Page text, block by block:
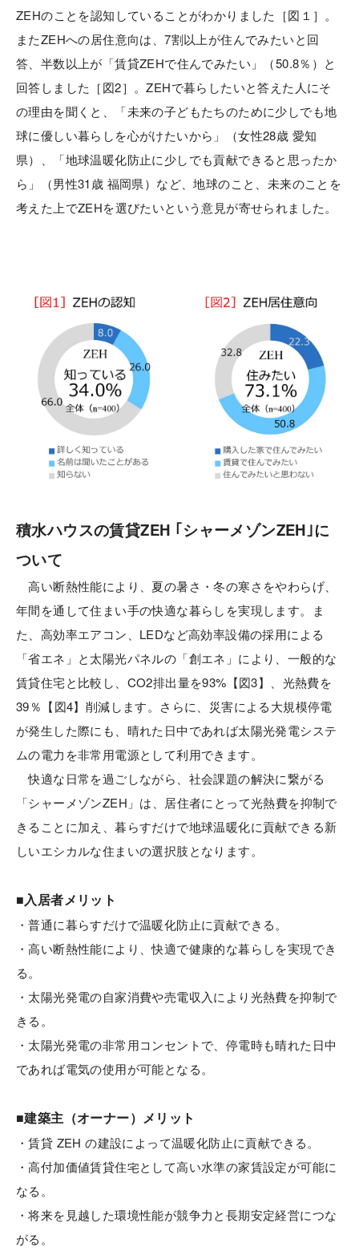
ZEHのことを認知していることがわかりました［図１］。
またZEHへの居住意向は、7割以上が住んでみたいと回
答、半数以上が「賃貸ZEHで住んでみたい」（50.8％）と
回答しました［図2］。ZEHで暮らしたいと答えた人にそ
の理由を聞くと、「未来の子どもたちのために少しでも地
球に優しい暮らしを心がけたいから」（女性28歳 愛知
県）、「地球温暖化防止に少しでも貢献できると思ったか
ら」（男性31歳 福岡県）など、地球のこと、未来のことを
考えた上でZEHを選びたいという意見が寄せられました。
積水ハウスの賃貸ZEH ｢シャーメゾンZEH｣に
ついて
高い断熱性能により、夏の暑さ・冬の寒さをやわらげ、
年間を通して住まい手の快適な暮らしを実現します。ま
た、高効率エアコン、LEDなど高効率設備の採用による
「省エネ」と太陽光パネルの「創エネ」により、一般的な
賃貸住宅と比較し、CO2排出量を93%【図3】、光熱費を
39％【図4】削減します。さらに、災害による大規模停電
が発生した際にも、晴れた日中であれば太陽光発電システ
ムの電力を非常用電源として利用できます。
快適な日常を過ごしながら、社会課題の解決に繋がる
「シャーメゾンZEH」は、居住者にとって光熱費を抑制で
きることに加え、暮らすだけで地球温暖化に貢献できる新
しいエシカルな住まいの選択肢となります。
■入居者メリット
・普通に暮らすだけで温暖化防止に貢献できる。
・高い断熱性能により、快適で健康的な暮らしを実現でき
る。
・太陽光発電の自家消費や売電収入により光熱費を抑制で
きる。
・太陽光発電の非常用コンセントで、停電時も晴れた日中
であれば電気の使用が可能となる。
■建築主（オーナー）メリット
・賃貸 ZEH の建設によって温暖化防止に貢献できる。
・高付加価値賃貸住宅として高い水準の家賃設定が可能に
なる。
・将来を見越した環境性能が競争力と長期安定経営につな
がる。